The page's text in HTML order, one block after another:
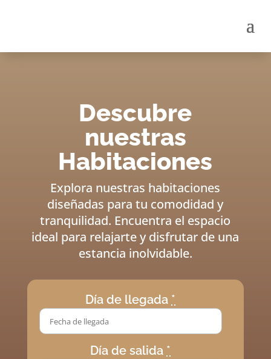
Descubre
nuestras
Habitaciones
Explora nuestras habitaciones
diseñadas para tu comodidad y
tranquilidad. Encuentra el espacio
ideal para relajarte y disfrutar de una
estancia inolvidable.
Día de llegada *
Día de salida *